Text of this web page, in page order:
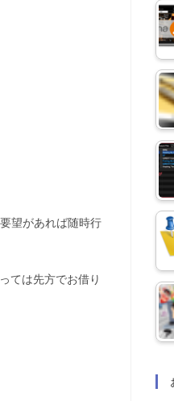
望があれば随時行
ては先方でお借り